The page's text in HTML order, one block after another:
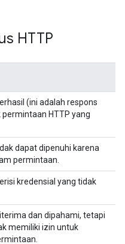
HTTP
(ini adalah respons
HTTP yang
dapat dipenuhi karena
permintaan.
kredensial yang tidak
dan dipahami, tetapi
memiliki izin untuk